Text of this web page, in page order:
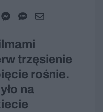
trzęsienie
rośnie.
na